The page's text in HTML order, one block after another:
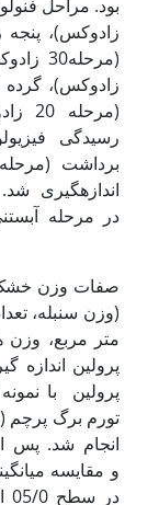
اندازه­گیری
صفات وزن خشک
(وزن سنبله،
متر مربع، وزن
پرولین
پرولین با
انجام شد. پس